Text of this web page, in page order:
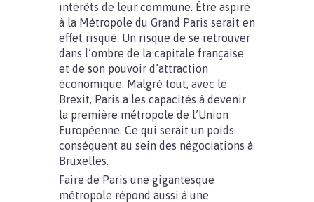
intérêts de leur commune. Être aspiré
à la Métropole du Grand Paris serait en
effet risqué. Un risque de se retrouver
dans l’ombre de la capitale française
et de son pouvoir d’attraction
économique. Malgré tout, avec le
Brexit, Paris a les capacités à devenir
la première métropole de l’Union
Européenne. Ce qui serait un poids
conséquent au sein des négociations à
Bruxelles.
Faire de Paris une gigantesque
métropole répond aussi à une